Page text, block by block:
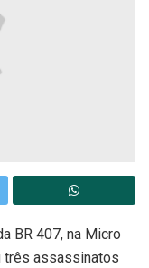
BR 407, na Micro
três assassinatos